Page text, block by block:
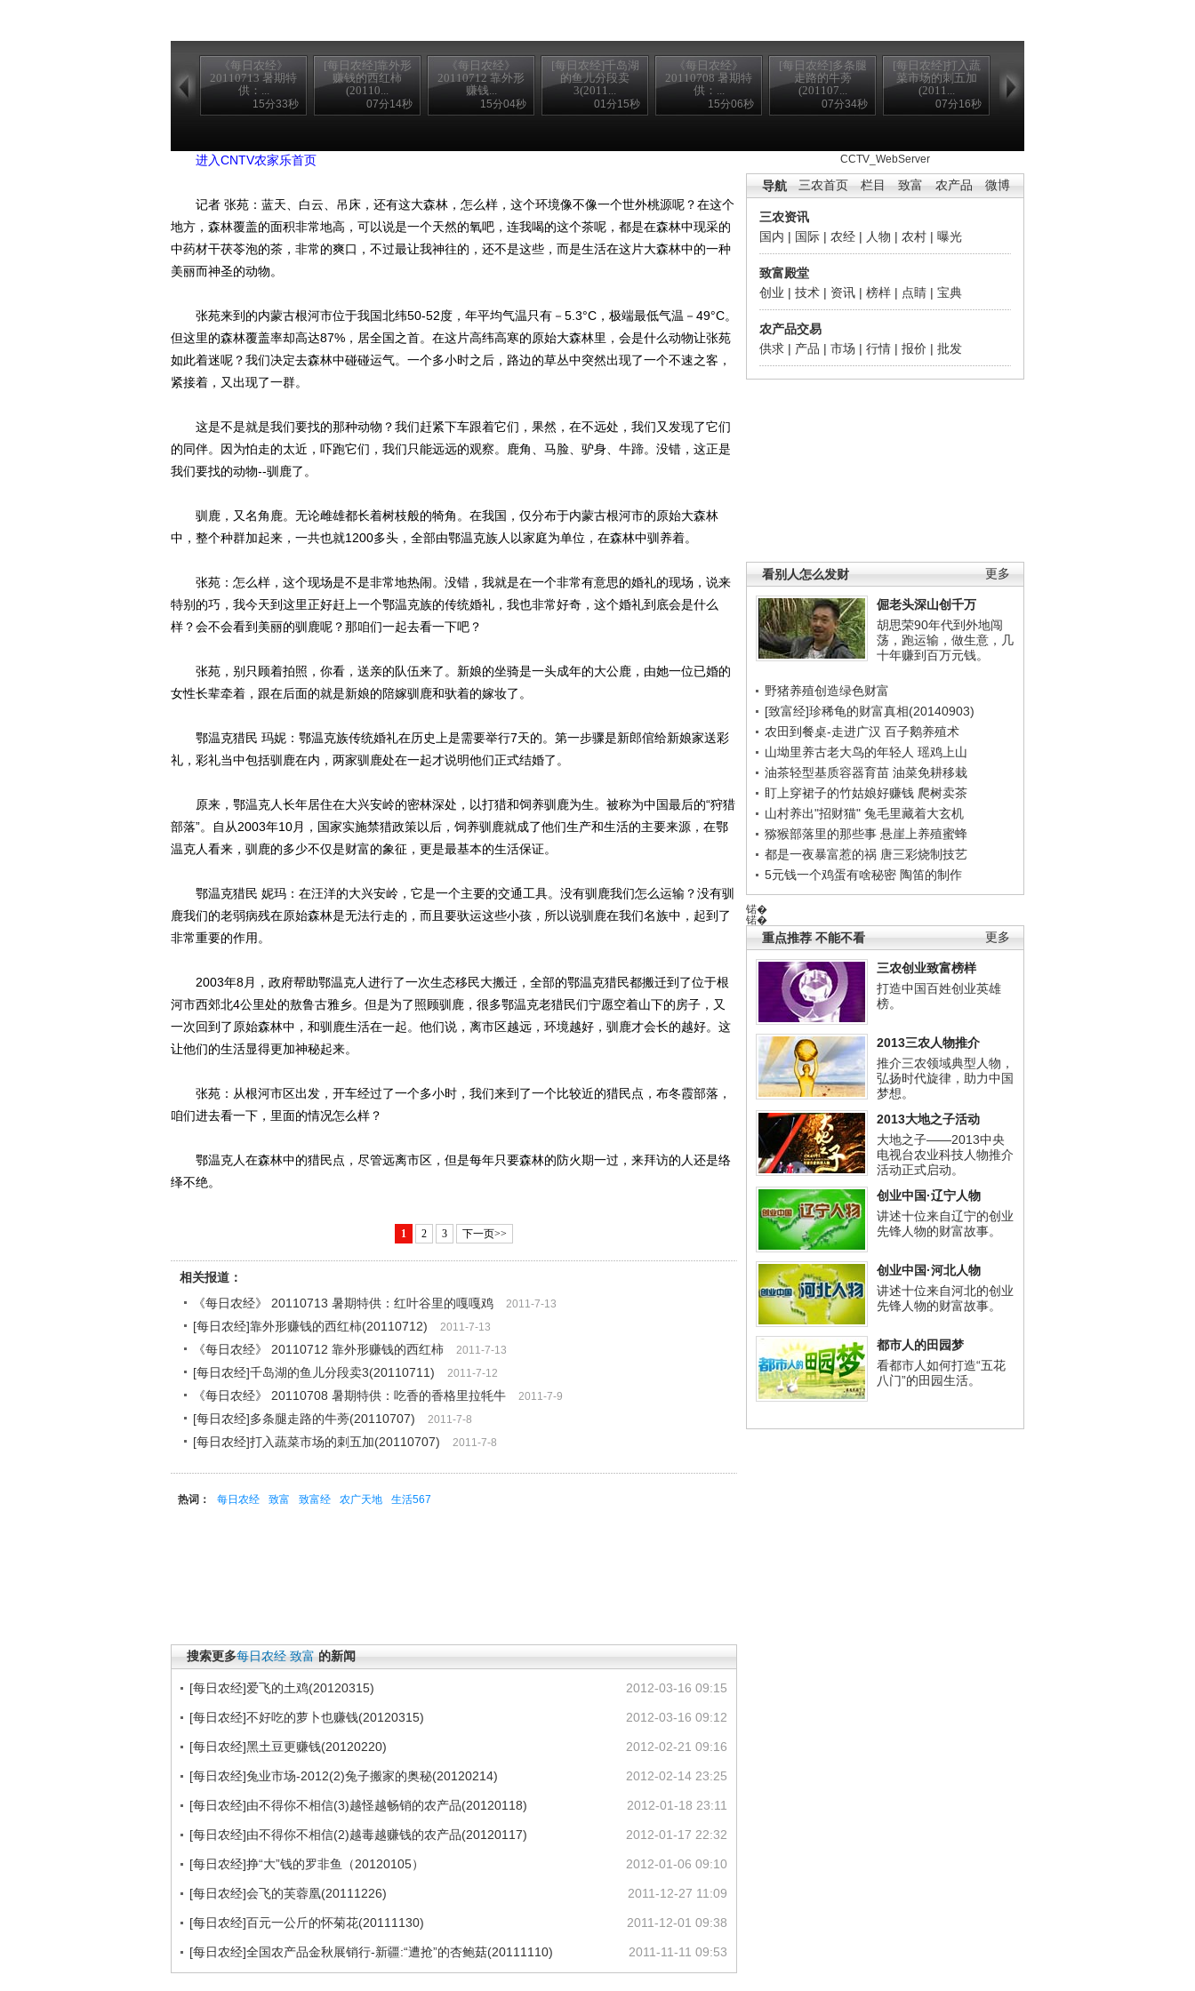
《每日农经》
20110713 暑期特
供：...
15分33秒
[每日农经]靠外形
赚钱的西红柿
(20110...
07分14秒
《每日农经》
20110712 靠外形
赚钱...
15分04秒
[每日农经]千岛湖
的鱼儿分段卖
3(2011...
01分15秒
《每日农经》
20110708 暑期特
供：...
15分06秒
[每日农经]多条腿
走路的牛蒡
(201107...
07分34秒
[每日农经]打入蔬
菜市场的刺五加
(2011...
07分16秒
CCTV_WebServer
三农首页 栏目 致富 农产品 微博
导航
三农资讯
国内 | 国际 | 农经 | 人物 | 农村 | 曝光
致富殿堂
创业 | 技术 | 资讯 | 榜样 | 点睛 | 宝典
农产品交易
供求 | 产品 | 市场 | 行情 | 报价 | 批发
更多
看别人怎么发财
倔老头深山创千万
胡思荣90年代到外地闯
荡，跑运输，做生意，几
十年赚到百万元钱。
野猪养殖创造绿色财富
[致富经]珍稀龟的财富真相(20140903)
农田到餐桌-走进广汉 百子鹅养殖术
山坳里养古老大鸟的年轻人 瑶鸡上山
油茶轻型基质容器育苗 油菜免耕移栽
盯上穿裙子的竹姑娘好赚钱 爬树卖茶
山村养出"招财猫" 兔毛里藏着大玄机
猕猴部落里的那些事 悬崖上养殖蜜蜂
都是一夜暴富惹的祸 唐三彩烧制技艺
5元钱一个鸡蛋有啥秘密 陶笛的制作
锘�
锘�
更多
重点推荐 不能不看
三农创业致富榜样
打造中国百姓创业英雄
榜。
2013三农人物推介
推介三农领域典型人物，
弘扬时代旋律，助力中国
梦想。
2013大地之子活动
大地之子——2013中央
电视台农业科技人物推介
活动正式启动。
创业中国·辽宁人物
讲述十位来自辽宁的创业
先锋人物的财富故事。
创业中国·河北人物
讲述十位来自河北的创业
先锋人物的财富故事。
都市人的田园梦
看都市人如何打造“五花
八门”的田园生活。
进入CNTV农家乐首页
记者 张苑：蓝天、白云、吊床，还有这大森林，怎么样，这个环境像不像一个世外桃源呢？在这个
地方，森林覆盖的面积非常地高，可以说是一个天然的氧吧，连我喝的这个茶呢，都是在森林中现采的
中药材干茯苓泡的茶，非常的爽口，不过最让我神往的，还不是这些，而是生活在这片大森林中的一种
美丽而神圣的动物。
张苑来到的内蒙古根河市位于我国北纬50-52度，年平均气温只有－5.3°C，极端最低气温－49°С。
但这里的森林覆盖率却高达87%，居全国之首。在这片高纬高寒的原始大森林里，会是什么动物让张苑
如此着迷呢？我们决定去森林中碰碰运气。一个多小时之后，路边的草丛中突然出现了一个不速之客，
紧接着，又出现了一群。
这是不是就是我们要找的那种动物？我们赶紧下车跟着它们，果然，在不远处，我们又发现了它们
的同伴。因为怕走的太近，吓跑它们，我们只能远远的观察。鹿角、马脸、驴身、牛蹄。没错，这正是
我们要找的动物--驯鹿了。
驯鹿，又名角鹿。无论雌雄都长着树枝般的犄角。在我国，仅分布于内蒙古根河市的原始大森林
中，整个种群加起来，一共也就1200多头，全部由鄂温克族人以家庭为单位，在森林中驯养着。
张苑：怎么样，这个现场是不是非常地热闹。没错，我就是在一个非常有意思的婚礼的现场，说来
特别的巧，我今天到这里正好赶上一个鄂温克族的传统婚礼，我也非常好奇，这个婚礼到底会是什么
样？会不会看到美丽的驯鹿呢？那咱们一起去看一下吧？
张苑，别只顾着拍照，你看，送亲的队伍来了。新娘的坐骑是一头成年的大公鹿，由她一位已婚的
女性长辈牵着，跟在后面的就是新娘的陪嫁驯鹿和驮着的嫁妆了。
鄂温克猎民 玛妮：鄂温克族传统婚礼在历史上是需要举行7天的。第一步骤是新郎倌给新娘家送彩
礼，彩礼当中包括驯鹿在内，两家驯鹿处在一起才说明他们正式结婚了。
原来，鄂温克人长年居住在大兴安岭的密林深处，以打猎和饲养驯鹿为生。被称为中国最后的“狩猎
部落”。自从2003年10月，国家实施禁猎政策以后，饲养驯鹿就成了他们生产和生活的主要来源，在鄂
温克人看来，驯鹿的多少不仅是财富的象征，更是最基本的生活保证。
鄂温克猎民 妮玛：在汪洋的大兴安岭，它是一个主要的交通工具。没有驯鹿我们怎么运输？没有驯
鹿我们的老弱病残在原始森林是无法行走的，而且要驮运这些小孩，所以说驯鹿在我们名族中，起到了
非常重要的作用。
2003年8月，政府帮助鄂温克人进行了一次生态移民大搬迁，全部的鄂温克猎民都搬迁到了位于根
河市西郊北4公里处的敖鲁古雅乡。但是为了照顾驯鹿，很多鄂温克老猎民们宁愿空着山下的房子，又
一次回到了原始森林中，和驯鹿生活在一起。他们说，离市区越远，环境越好，驯鹿才会长的越好。这
让他们的生活显得更加神秘起来。
张苑：从根河市区出发，开车经过了一个多小时，我们来到了一个比较近的猎民点，布冬霞部落，
咱们进去看一下，里面的情况怎么样？
鄂温克人在森林中的猎民点，尽管远离市区，但是每年只要森林的防火期一过，来拜访的人还是络
绎不绝。
1 2 3 下一页>>
相关报道：
《每日农经》 20110713 暑期特供：红叶谷里的嘎嘎鸡
2011-7-13
[每日农经]靠外形赚钱的西红柿(20110712) 2011-7-13
《每日农经》 20110712 靠外形赚钱的西红柿 2011-7-13
[每日农经]千岛湖的鱼儿分段卖3(20110711) 2011-7-12
《每日农经》 20110708 暑期特供：吃香的香格里拉牦牛 2011-7-9
[每日农经]多条腿走路的牛蒡(20110707) 2011-7-8
[每日农经]打入蔬菜市场的刺五加(20110707) 2011-7-8
热词： 每日农经 致富 致富经 农广天地 生活567
搜索更多每日农经 致富 的新闻
2012-03-16 09:15
[每日农经]爱飞的土鸡(20120315)
2012-03-16 09:12
[每日农经]不好吃的萝卜也赚钱(20120315)
2012-02-21 09:16
[每日农经]黑土豆更赚钱(20120220)
2012-02-14 23:25
[每日农经]兔业市场-2012(2)兔子搬家的奥秘(20120214)
2012-01-18 23:11
[每日农经]由不得你不相信(3)越怪越畅销的农产品(20120118)
2012-01-17 22:32
[每日农经]由不得你不相信(2)越毒越赚钱的农产品(20120117)
2012-01-06 09:10
[每日农经]挣“大”钱的罗非鱼（20120105）
2011-12-27 11:09
[每日农经]会飞的芙蓉凰(20111226)
2011-12-01 09:38
[每日农经]百元一公斤的怀菊花(20111130)
2011-11-11 09:53
[每日农经]全国农产品金秋展销行-新疆:“遭抢”的杏鲍菇(20111110)